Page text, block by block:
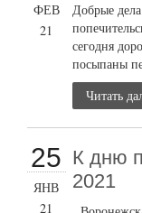
ФЕВ
21
Добрые
сегодня
посыпаны
Читать
25
ЯНВ
21
К дню
2021